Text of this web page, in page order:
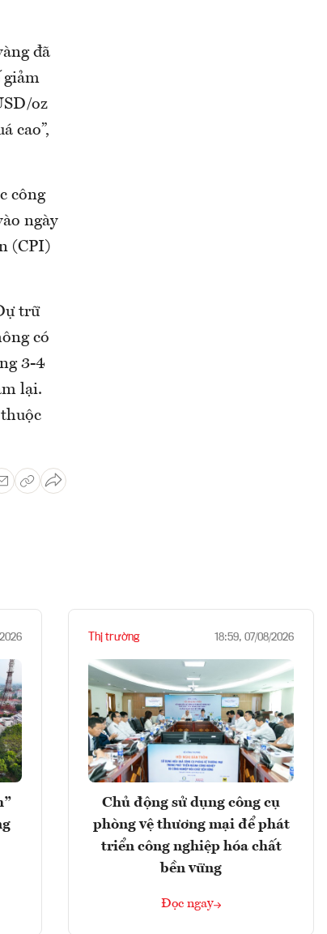
đã
giảm
oz
cao”,
công
ngày
(CPI)
trữ
có
3-4
lại.
Thị trường 18:59, 07/08/2026
Chủ động sử dụng công cụ
phòng vệ thương mại để phát
triển công nghiệp hóa chất
bền vững
Đọc ngay